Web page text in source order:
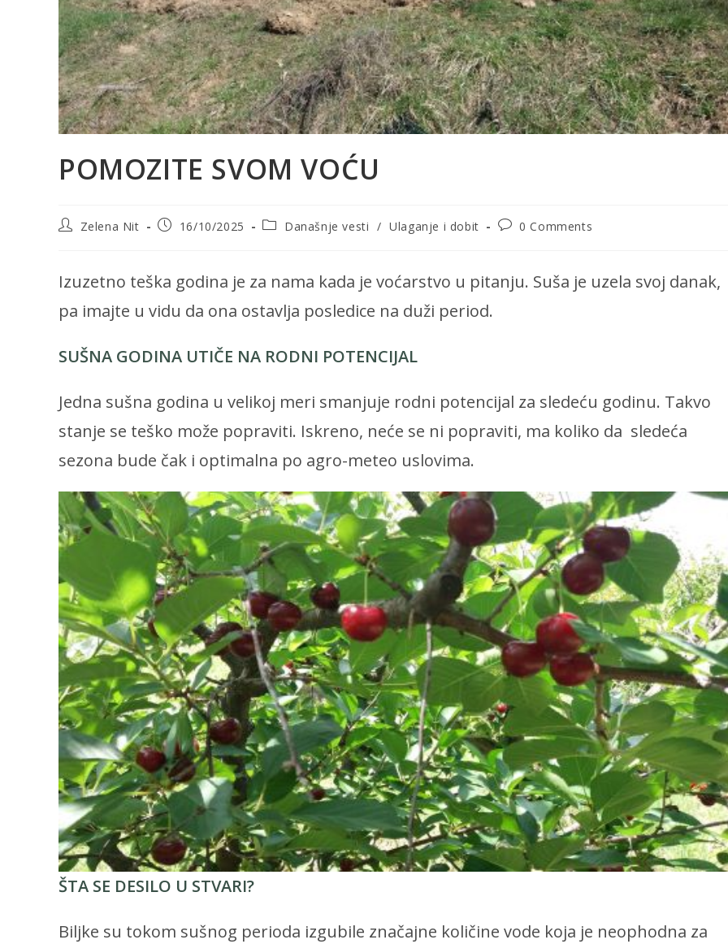
POMOZITE SVOM VOĆU
PostZelena Nit
Post16/10/2025
PostDanašnje vesti / Ulaganje i dobit
Post0 Comments
Izuzetno teška godina je za nama kada je voćarstvo u pitanju. Suša je uzela svoj danak,
pa imajte u vidu da ona ostavlja posledice na duži period.
SUŠNA GODINA UTIČE NA RODNI POTENCIJAL
Jedna sušna godina u velikoj meri smanjuje rodni potencijal za sledeću godinu. Takvo
stanje se teško može popraviti. Iskreno, neće se ni popraviti, ma koliko da sledeća
sezona bude čak i optimalna po agro-meteo uslovima.
ŠTA SE DESILO U STVARI?
Biljke su tokom sušnog perioda izgubile značajne količine vode koja je neophodna za